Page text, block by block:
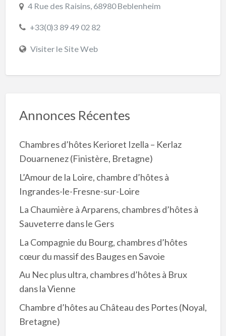
4 Rue des Raisins, 68980 Beblenheim
+33(0)3 89 49 02 82
Visiter le Site Web
Annonces Récentes
Chambres d’hôtes Kerioret Izella – Kerlaz
Douarnenez (Finistère, Bretagne)
L’Amour de la Loire, chambre d’hôtes à
Ingrandes-le-Fresne-sur-Loire
La Chaumière à Arparens, chambres d’hôtes à
Sauveterre dans le Gers
La Compagnie du Bourg, chambres d’hôtes
cœur du massif des Bauges en Savoie
Au Nec plus ultra, chambres d’hôtes à Brux
dans la Vienne
Chambre d’hôtes au Château des Portes (Noyal,
Bretagne)